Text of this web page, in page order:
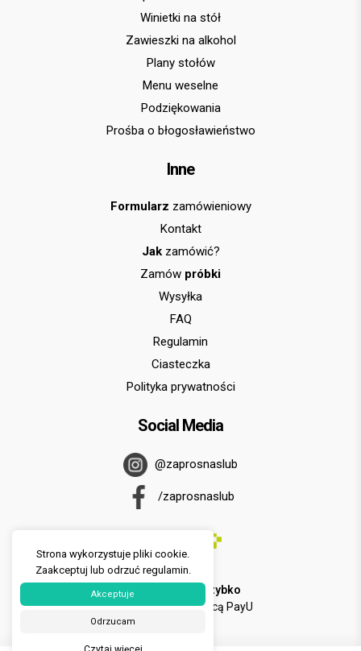
Winietki na stół
Zawieszki na alkohol
Plany stołów
Menu weselne
Podziękowania
Prośba o błogosławieństwo
Inne
Formularz zamówieniowy
Kontakt
Jakzamówić?
Zamów próbki
Wysyłka
FAQ
Regulamin
Ciasteczka
Polityka prywatności
Social Media
@zaprosnaslub
/zaprosnaslub
U nas zapłacisz
szybko
iwygodnieza pomocą PayU
Strona wykorzystuje pliki cookie.
Zaakceptuj lub odrzuć regulamin.
Akceptuje
Odrzucam